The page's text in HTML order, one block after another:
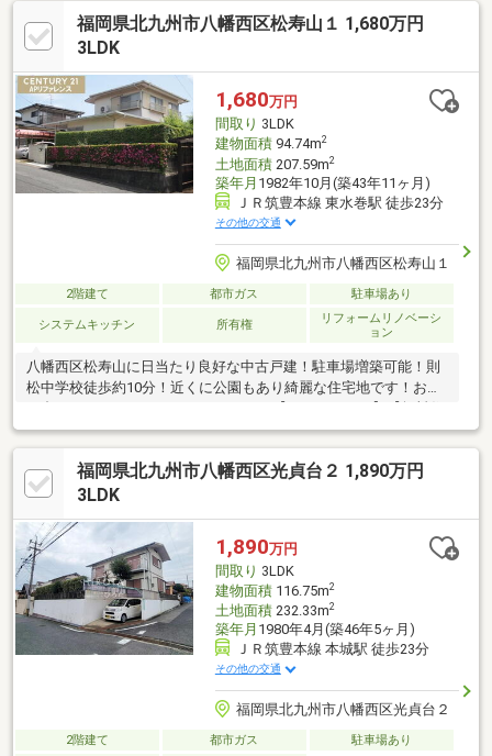
実。生活動線がワンフロアで完結する2LDKで、子育て世帯はもち
ろん、将来を見据えて階段のない住まいをお探しのご夫婦にもお
です。大和ハウス施工、長期優良住宅認定通知書あり！
福岡県北九州市八幡西区松寿山１ 1,680万円
3LDK
1,680万円
間取り 3LDK
建物面積94.74m2
土地面積207.59m2
築年月 1982年10月(築43年11ヶ月)
ＪＲ筑豊本線 東水巻駅 徒歩23分
その他の交通
福岡県北九州市八幡西区松寿山１
2階建て 都市ガス 駐車場あり
システムキッチン 所有権
リフォームリノベーシ
ョン
八幡西区松寿山に日当たり良好な中古戸建！駐車場増築可能！則
松中学校徒歩約10分！近くに公園もあり綺麗な住宅地です！お問
宅ローン相談同時開催中】 ３０分ほどのお時間でお客様にとっ
て最適な住宅ローンのプランをお伝えします！ 相談は無料です
のでお気軽にお問合せください。 たとえば・・ 〇自分がいく
ら借りられるのか不安な方〇月々の支払がどのくらいになるのか
じていることなど、何でもご相談ください。 平日や１８時以降
の相談、物件の見学も承っております。
福岡県北九州市八幡西区光貞台２ 1,890万円
3LDK
1,890万円
間取り 3LDK
建物面積116.75m2
土地面積232.33m2
築年月 1980年4月(築46年5ヶ月)
ＪＲ筑豊本線 本城駅 徒歩23分
その他の交通
福岡県北九州市八幡西区光貞台２
2階建て 都市ガス
駐車場あり